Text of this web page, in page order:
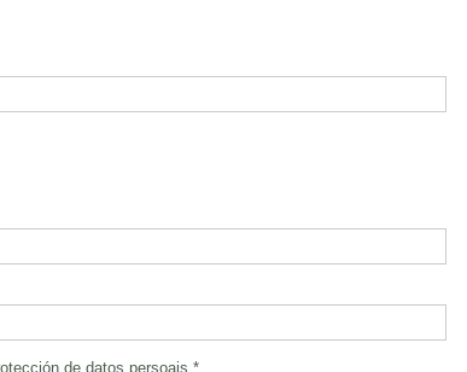
de datos persoais *